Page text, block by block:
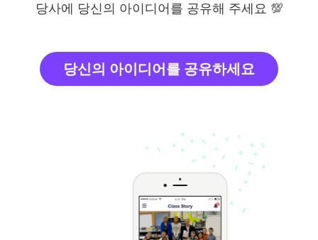
당사에 당신의 아이디어를 공유해 주세요 💯
당신의 아이디어를 공유하세요